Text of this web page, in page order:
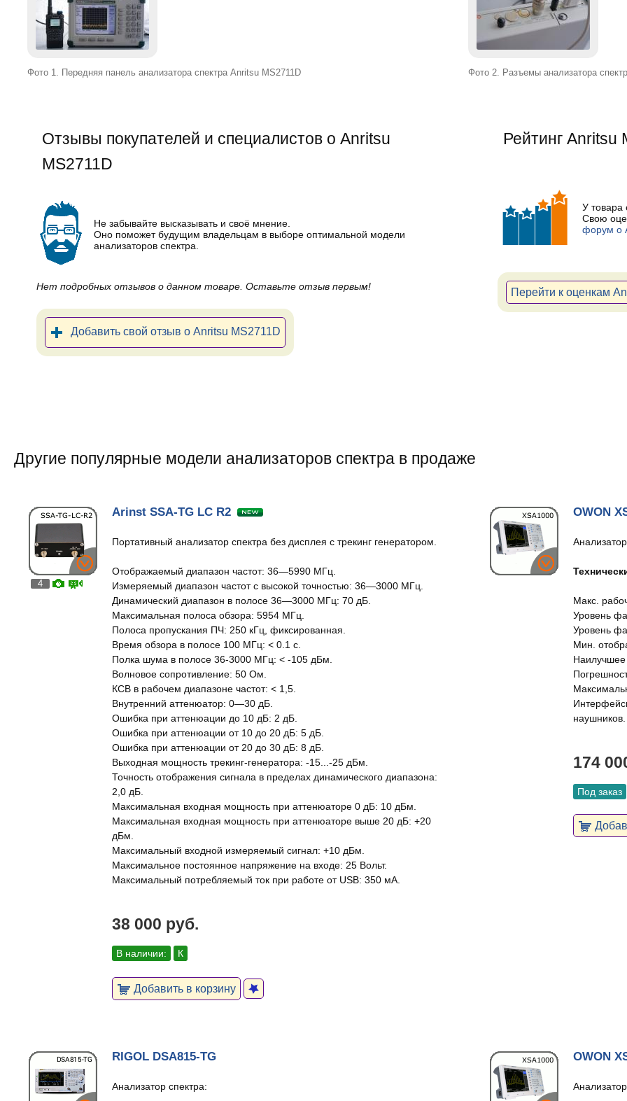
Фото 1. Передняя панель анализатора спектра Anritsu MS2711D Фото 2. Разъемы анализатора
Отзывы покупателей и специалистов о Anritsu
MS2711D
Не забывайте высказывать и своё мнение.
Оно поможет будущим владельцам в выборе оптимальной модели
анализаторов спектра.
Нет подробных отзывов о данном товаре. Оставьте отзыв первым!
Добавить свой отзыв о Anritsu MS2711D
Рейтинг Anritsu
У товара
Свою
форум о
Перейти к оценкам
Другие популярные модели анализаторов спектра в продаже
4
Arinst SSA-TG LC R2
Портативный анализатор спектра без дисплея с трекинг генератором.
Отображаемый диапазон частот: 36—5990 МГц.
Измеряемый диапазон частот с высокой точностью: 36—3000 МГц.
Динамический диапазон в полосе 36—3000 МГц: 70 дБ.
Максимальная полоса обзора: 5954 МГц.
Полоса пропускания ПЧ: 250 кГц, фиксированная.
Время обзора в полосе 100 МГц: < 0.1 с.
Полка шума в полосе 36-3000 МГц: < -105 дБм.
Волновое сопротивление: 50 Ом.
КСВ в рабочем диапазоне частот: < 1,5.
Внутренний аттенюатор: 0—30 дБ.
Ошибка при аттенюации до 10 дБ: 2 дБ.
Ошибка при аттенюации от 10 до 20 дБ: 5 дБ.
Ошибка при аттенюации от 20 до 30 дБ: 8 дБ.
Выходная мощность трекинг-генератора: -15...-25 дБм.
Точность отображения сигнала в пределах динамического диапазона:
2,0 дБ.
Максимальная входная мощность при аттенюаторе 0 дБ: 10 дБм.
Максимальная входная мощность при аттенюаторе выше 20 дБ: +20
дБм.
Максимальный входной измеряемый сигнал: +10 дБм.
Максимальное постоянное напряжение на входе: 25 Вольт.
Максимальный потребляемый ток при работе от USB: 350 мА.
38 000 руб.
В наличии: К
Добавить в корзину
OWON
Макс.
Уровень
Уровень
Мин.
Наилучшее
наушников.
174
Под заказ
RIGOL DSA815-TG
Анализатор спектра:
OWON